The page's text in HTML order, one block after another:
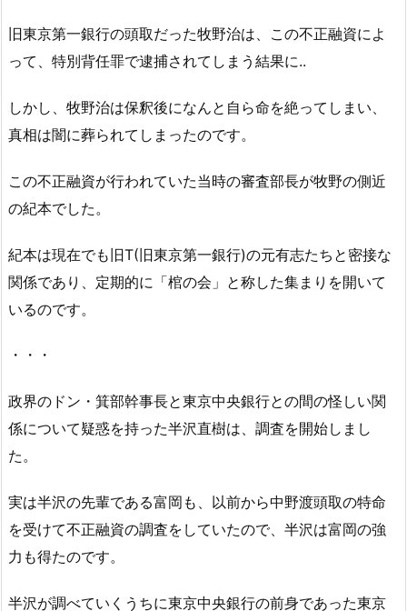
旧東京第一銀行の頭取だった牧野治は、この不正融資によ
って、特別背任罪で逮捕されてしまう結果に..
しかし、牧野治は保釈後になんと自ら命を絶ってしまい、
真相は闇に葬られてしまったのです。
この不正融資が行われていた当時の審査部長が牧野の側近
の紀本でした。
紀本は現在でも旧T(旧東京第一銀行)の元有志たちと密接な
関係であり、定期的に「棺の会」と称した集まりを開いて
いるのです。
・・・
政界のドン・箕部幹事長と東京中央銀行との間の怪しい関
係について疑惑を持った半沢直樹は、調査を開始しまし
た。
実は半沢の先輩である富岡も、以前から中野渡頭取の特命
を受けて不正融資の調査をしていたので、半沢は富岡の強
力も得たのです。
半沢が調べていくうちに東京中央銀行の前身であった東京